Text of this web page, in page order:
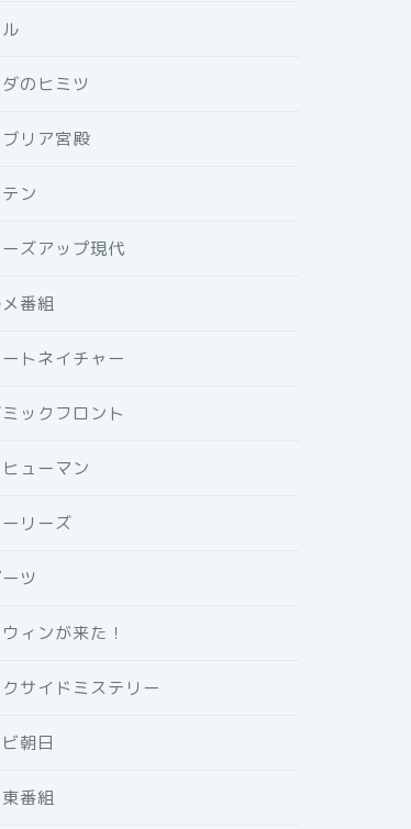
のヒミツ
リア宮殿
ン
ズアップ現代
番組
トネイチャー
ックフロント
ューマン
リーズ
ツ
ィンが来た！
サイドミステリー
朝日
番組